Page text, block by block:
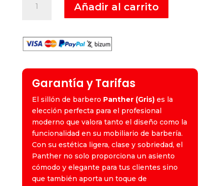
Barbero
Añadir al carrito
Garantía y Tarifas
El sillón de barbero Panther (Gris)es la
elección perfecta para el profesional
moderno que valora tanto el diseño como la
funcionalidad en su mobiliario de barbería.
Con su estética ligera, clase y sobriedad, el
Panther no solo proporciona un asiento
cómodo y elegante para tus clientes sino
que también aporta un toque de